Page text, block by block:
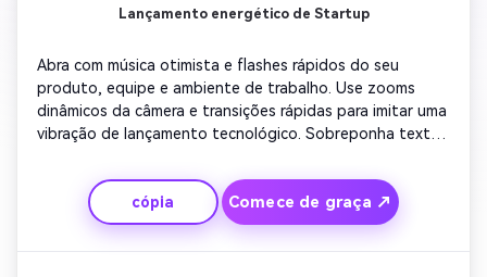
Lançamento energético de Startup
Abra com música otimista e flashes rápidos do seu
produto, equipe e ambiente de trabalho. Use zooms
dinâmicos da câmera e transições rápidas para imitar uma
vibração de lançamento tecnológico. Sobreponha textos
Adicione gráficos em movimento enfatizando métricas de
crescimento ou destaques do produto. Fechar com uma
animação de explosão de logotipo e slogan que sinaliza
impulso e emoção.
cópia Comece de graça ↗